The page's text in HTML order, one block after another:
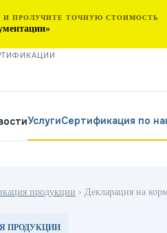
УслугиСертификация по
продукции › Декларация на
ПРОДУКЦИИ
И ПРОЛУЧИТЕ ТОЧНУЮ СТОИМОСТЬ